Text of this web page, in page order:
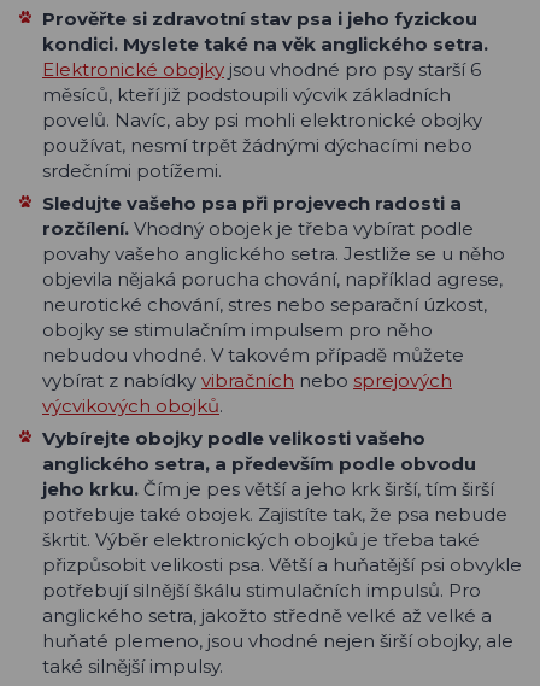
Prověřte si zdravotní stav psa i jeho fyzickou
kondici. Myslete také na věk anglického setra.
Elektronické obojky jsou vhodné pro psy starší 6
měsíců, kteří již podstoupili výcvik základních
povelů. Navíc, aby psi mohli elektronické obojky
používat, nesmí trpět žádnými dýchacími nebo
srdečními potížemi.
Sledujte vašeho psa při projevech radosti a
rozčílení. Vhodný obojek je třeba vybírat podle
povahy vašeho anglického setra. Jestliže se u něho
objevila nějaká porucha chování, například agrese,
neurotické chování, stres nebo separační úzkost,
obojky se stimulačním impulsem pro něho
nebudou vhodné. V takovém případě můžete
vybírat z nabídky vibračních nebo sprejových
výcvikových obojků.
Vybírejte obojky podle velikosti vašeho
anglického setra, a především podle obvodu
jeho krku. Čím je pes větší a jeho krk širší, tím širší
potřebuje také obojek. Zajistíte tak, že psa nebude
škrtit. Výběr elektronických obojků je třeba také
přizpůsobit velikosti psa. Větší a huňatější psi obvykle
potřebují silnější škálu stimulačních impulsů. Pro
anglického setra, jakožto středně velké až velké a
huňaté plemeno, jsou vhodné nejen širší obojky, ale
také silnější impulsy.